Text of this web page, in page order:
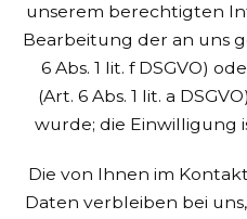
unserem berechtigten
Bearbeitung der an uns
6 Abs. 1 lit. f DSGVO)
(Art. 6 Abs. 1 lit. a
wurde; die Einwilligung
Die von Ihnen im
Daten verbleiben bei